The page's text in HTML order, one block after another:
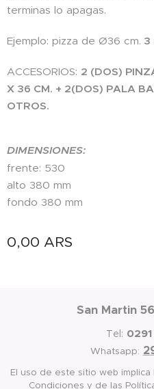
terminas lo apagas.
Ejemplo: pizza de Ø36 cm. 3
ACCESORIOS: 2 (DOS)
X 36 CM. + 2(DOS) PALA
OTROS.
DIMENSIONES:
frente: 530
alto 380 mm
fondo 380 mm
0,00 ARS
San Martin
Tel:
Whatsapp:
El uso de este sitio web
Condiciones y de las